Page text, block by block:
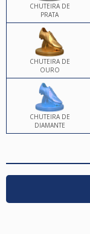
CHUTEIRA DE
PRATA
CHUTEIRA DE
OURO
CHUTEIRA DE
DIAMANTE